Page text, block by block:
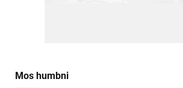
Mos humbni